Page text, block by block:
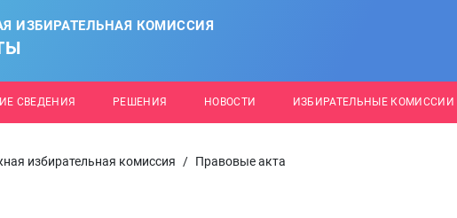
ИЗБИРАТЕЛЬНАЯ КОМИССИЯ
СВЕДЕНИЯ РЕШЕНИЯ НОВОСТИ ИЗБИРАТЕЛЬНЫЕ КОМИССИИ
избирательная комиссия / Правовые акта